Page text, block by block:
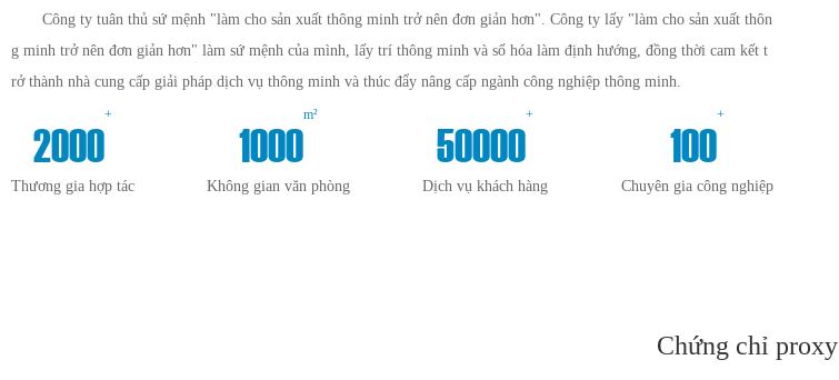
Công ty tuân thủ sứ mệnh "làm cho sản xuất thông minh trở nên đơn giản hơn". Công ty lấy "làm cho sản xuất thôn
g minh trở nên đơn giản hơn" làm sứ mệnh của mình, lấy trí thông minh và số hóa làm định hướng, đồng thời cam kết t
rở thành nhà cung cấp giải pháp dịch vụ thông minh và thúc đẩy nâng cấp ngành công nghiệp thông minh.
2000
+
Thương gia hợp tác
1000
m²
Không gian văn phòng
50000
+
Dịch vụ khách hàng
100
+
Chuyên gia công nghiệp
Chứng chỉ proxy